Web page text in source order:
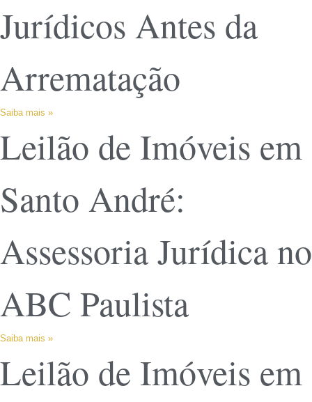
Jurídicos Antes da
Arrematação
Saiba mais »
Leilão de Imóveis em
Santo André:
Assessoria Jurídica no
ABC Paulista
Saiba mais »
Leilão de Imóveis em